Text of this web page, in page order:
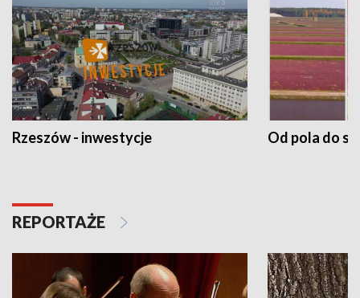
Rzeszów - inwestycje Od pola do
REPORTAŻE